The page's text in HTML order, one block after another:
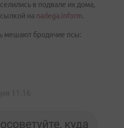
в подвале их дома,
на nadega.inform.
мешают бродячие псы: